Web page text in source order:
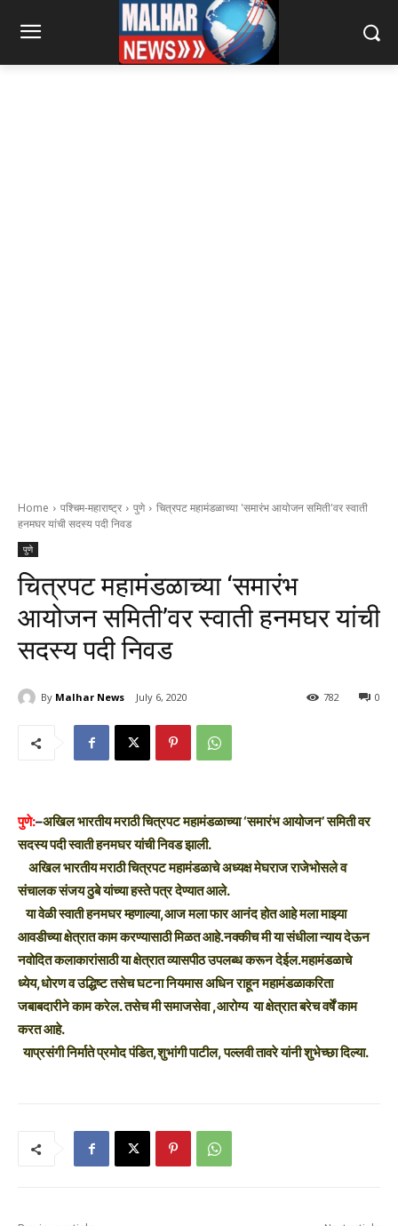
Home पश्चिम-महाराष्ट्र पुणे
चित्रपट महामंडळाच्या 'समारंभ आयोजन समिती'वर स्वाती
हनमघर यांची सदस्य पदी निवड
पुणे
चित्रपट महामंडळाच्या ‘समारंभ
आयोजन समिती’वर स्वाती हनमघर यांची
सदस्य पदी निवड
By Malhar News July 6, 2020 0
782
पुणे:–अखिल भारतीय मराठी चित्रपट महामंडळाच्या ‘समारंभ आयोजन’ समिती वर
सदस्य पदी स्वाती हनमघर यांची निवड झाली.
अखिल भारतीय मराठी चित्रपट महामंडळाचे अध्यक्ष मेघराज राजेभोसले व
संचालक संजय ठुबे यांच्या हस्ते पत्र देण्यात आले.
या वेळी स्वाती हनमघर म्हणाल्या,आज मला फार आनंद होत आहे मला माझ्या
आवडीच्या क्षेत्रात काम करण्यासाठी मिळत आहे.नक्कीच मी या संधीला न्याय देऊन
नवोदित कलाकारांसाठी या क्षेत्रात व्यासपीठ उपलब्ध करून देईल.महामंडळाचे
ध्येय,धोरण व उद्धिष्ट तसेच घटना नियमास अधिन राहून महामंडळाकरिता
जबाबदारीने काम करेल. तसेच मी समाजसेवा ,आरोग्य या क्षेत्रात बरेच वर्षें काम
करत आहे.
याप्रसंगी निर्माते प्रमोद पंडित,शुभांगी पाटील, पल्लवी तावरे यांनी शुभेच्छा दिल्या.